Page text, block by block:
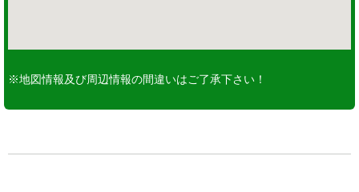
※地図情報及び周辺情報の間違いはご了承下さい！